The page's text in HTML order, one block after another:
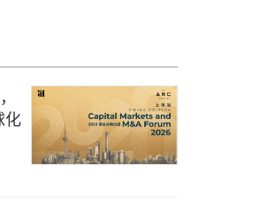
化